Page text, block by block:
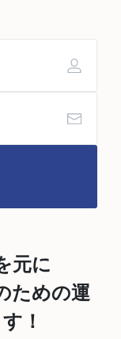
元に
ための運
！